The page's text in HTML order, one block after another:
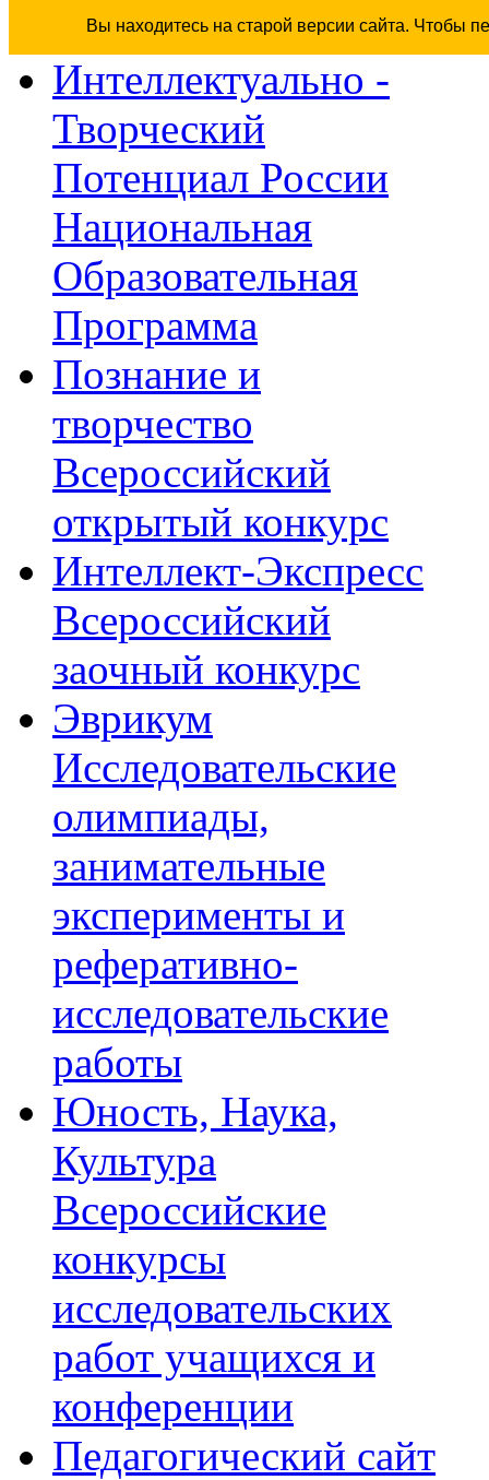
Вы находитесь на старой версии сайта. Чтобы
Интеллектуально -
Творческий
Потенциал России
Национальная
Образовательная
Программа
Познание и
творчество
Всероссийский
открытый конкурс
Интеллект-Экспресс
Всероссийский
заочный конкурс
Эврикум
Исследовательские
олимпиады,
занимательные
эксперименты и
реферативно-
исследовательские
работы
Юность, Наука,
Культура
Всероссийские
конкурсы
исследовательских
работ учащихся и
конференции
Педагогический сайт